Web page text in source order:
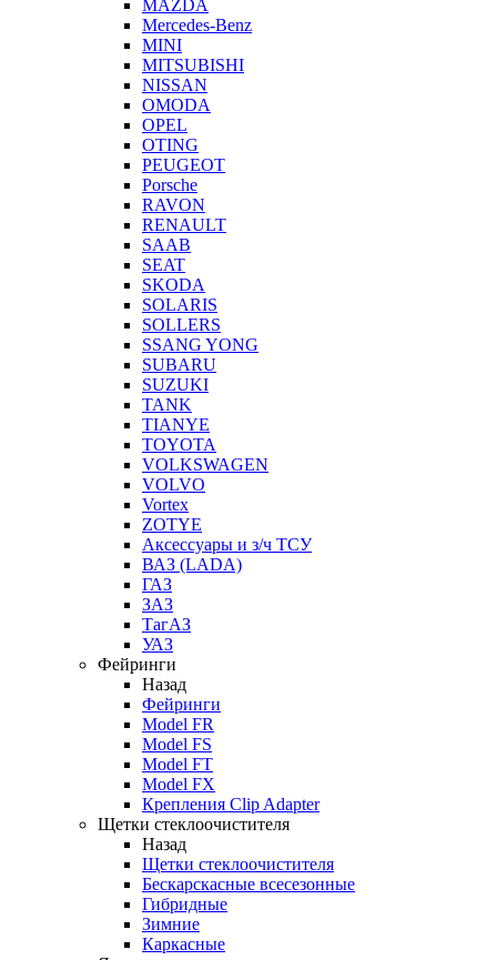
MAZDA
Mercedes-Benz
MINI
MITSUBISHI
NISSAN
OMODA
OPEL
OTING
PEUGEOT
Porsche
RAVON
RENAULT
SAAB
SEAT
SKODA
SOLARIS
SOLLERS
SSANG YONG
SUBARU
SUZUKI
TANK
TIANYE
TOYOTA
VOLKSWAGEN
VOLVO
Vortex
ZOTYE
Аксессуары и з/ч ТСУ
ВАЗ (LADA)
ГАЗ
ЗАЗ
ТагАЗ
УАЗ
Фейринги
Назад
Фейринги
Model FR
Model FS
Model FT
Model FX
Крепления Clip Adapter
Щетки стеклоочистителя
Назад
Щетки стеклоочистителя
Бескарскасные всесезонные
Гибридные
Зимние
Каркасные